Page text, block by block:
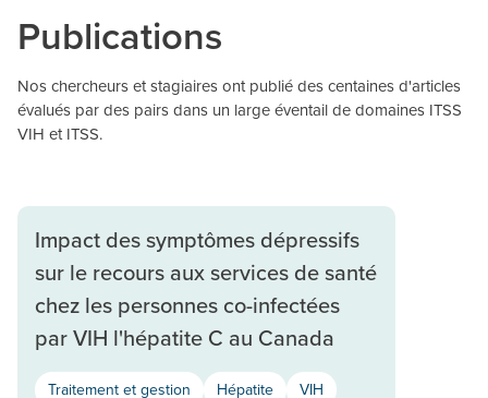
Publications
Nos chercheurs et stagiaires ont publié des centaines d'articles
évalués par des pairs dans un large éventail de domaines ITSS
VIH et ITSS.
Impact des symptômes dépressifs
sur le recours aux services de santé
chez les personnes co-infectées
par VIH l'hépatite C au Canada
Traitement et gestion Hépatite VIH